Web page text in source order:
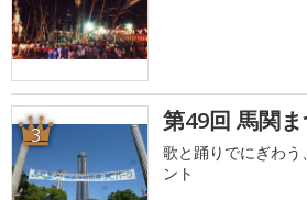
3 第49回 馬関
歌と踊りでにぎわ
ント